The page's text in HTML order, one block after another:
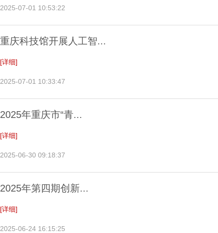
2025-07-01 10:53:22
重庆科技馆开展人工智...
[详细]
2025-07-01 10:33:47
2025年重庆市“青...
[详细]
2025-06-30 09:18:37
2025年第四期创新...
[详细]
2025-06-24 16:15:25